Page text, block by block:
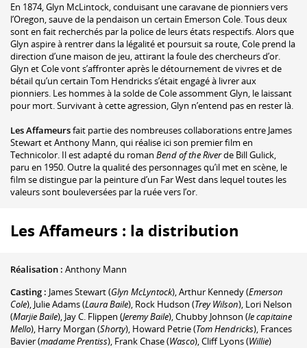
En 1874, Glyn McLintock, conduisant une caravane de pionniers vers
l’Oregon, sauve de la pendaison un certain Emerson Cole. Tous deux
sont en fait recherchés par la police de leurs états respectifs. Alors que
Glyn aspire à rentrer dans la légalité et poursuit sa route, Cole prend la
direction d’une maison de jeu, attirant la foule des chercheurs d’or.
Glyn et Cole vont s’affronter après le détournement de vivres et de
bétail qu’un certain Tom Hendricks s’était engagé à livrer aux
pionniers. Les hommes à la solde de Cole assomment Glyn, le laissant
pour mort. Survivant à cette agression, Glyn n’entend pas en rester là.
Les Affameursfait partie des nombreuses collaborations entre James
Stewart et Anthony Mann, qui réalise ici son premier film en
Technicolor. Il est adapté du roman Bend of the Riverde Bill Gulick,
paru en 1950. Outre la qualité des personnages qu’il met en scène, le
film se distingue par la peinture d’un Far West dans lequel toutes les
valeurs sont bouleversées par la ruée vers l’or.
Les Affameurs : la distribution
Réalisation : Anthony Mann
Casting : James Stewart(Glyn McLyntock),Arthur Kennedy(Emerson
Cole), Julie Adams(Laura Baile), Rock Hudson (Trey Wilson), Lori Nelson
(Marjie Baile), Jay C. Flippen (Jeremy Baile),Chubby Johnson (le capitaine
Mello), Harry Morgan (Shorty), Howard Petrie(Tom Hendricks), Frances
Bavier(madame Prentiss), Frank Chase(Wasco),Cliff Lyons(Willie)